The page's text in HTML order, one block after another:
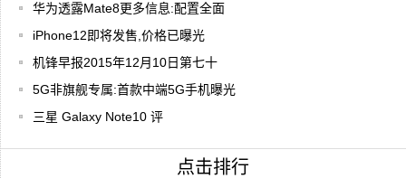
华为透露Mate8更多信息:配置全面
iPhone12即将发售,价格已曝光
机锋早报2015年12月10日第七十
5G非旗舰专属:首款中端5G手机曝光
三星 Galaxy Note10 评
点击排行